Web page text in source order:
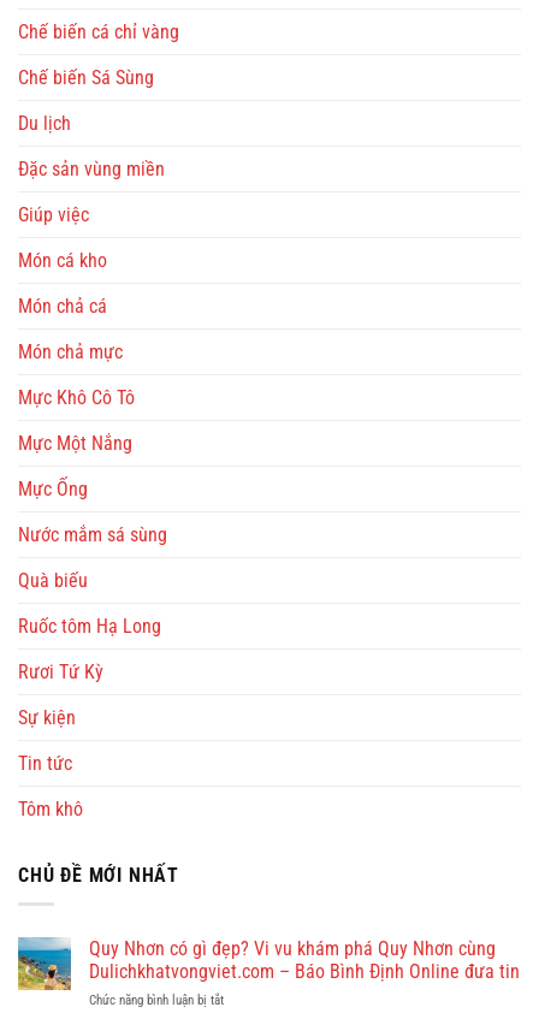
Chế biến cá chỉ vàng
Chế biến Sá Sùng
Du lịch
Đặc sản vùng miền
Giúp việc
Món cá kho
Món chả cá
Món chả mực
Mực Khô Cô Tô
Mực Một Nắng
Mực Ống
Nước mắm sá sùng
Quà biếu
Ruốc tôm Hạ Long
Rươi Tứ Kỳ
Sự kiện
Tin tức
Tôm khô
CHỦ ĐỀ MỚI NHẤT
Quy Nhơn có gì đẹp? Vi vu khám phá Quy Nhơn cùng
Dulichkhatvongviet.com – Báo Bình Định Online đưa tin
Chức năng bình luận bị tắtở